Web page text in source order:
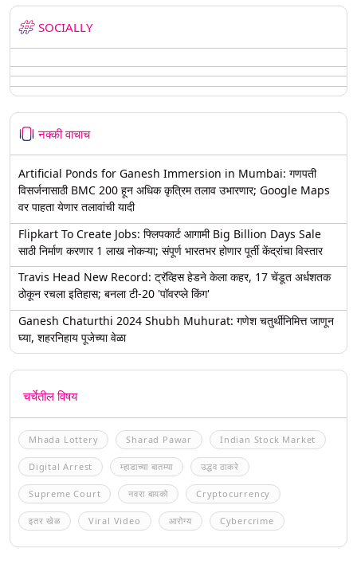
SOCIALLY
नक्की वाचाच
Artificial Ponds for Ganesh Immersion in Mumbai: गणपती
विसर्जनासाठी BMC 200 हून अधिक कृत्रिम तलाव उभारणार; Google Maps
वर पाहता येणार तलावांची यादी
Flipkart To Create Jobs: फ्लिपकार्ट आगामी Big Billion Days Sale
साठी निर्माण करणार 1 लाख नोकऱ्या; संपूर्ण भारतभर होणार पूर्ती केंद्रांचा विस्तार
Travis Head New Record: ट्रॅव्हिस हेडने केला कहर, 17 चेंडूत अर्धशतक
ठोकून रचला इतिहास; बनला टी-20 'पॉवरप्ले किंग'
Ganesh Chaturthi 2024 Shubh Muhurat: गणेश चतुर्थीनिमित्त जाणून
घ्या, शहरनिहाय पूजेच्या वेळा
चर्चेतील विषय
Mhada Lottery Sharad Pawar Indian Stock Market
Digital Arrest म्हाडाच्या बातम्या उद्धव ठाकरे
Supreme Court नवरा बायको Cryptocurrency
इतर खेळ Viral Video आरोग्य Cybercrime